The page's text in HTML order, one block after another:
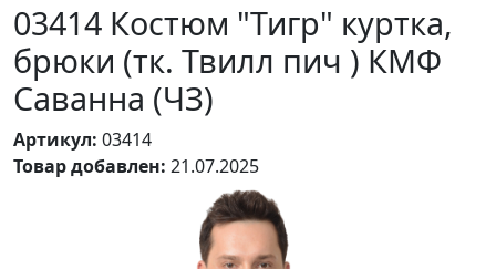
03414 Костюм "Тигр" куртка,
брюки (тк. Твилл пич ) КМФ
Саванна (ЧЗ)
Артикул: 03414
Товар добавлен: 21.07.2025